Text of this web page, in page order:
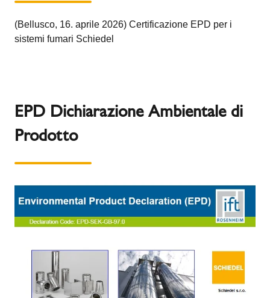
(Bellusco, 16. aprile 2026) Certificazione EPD per i
sistemi fumari Schiedel
EPD Dichiarazione Ambientale di
Prodotto